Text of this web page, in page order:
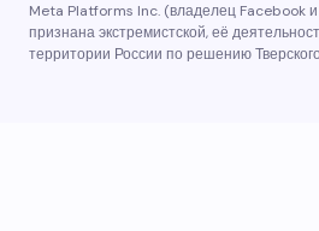
Meta Platforms Inc. (владелец Facebook
признана экстремистской, её
территории России по решению